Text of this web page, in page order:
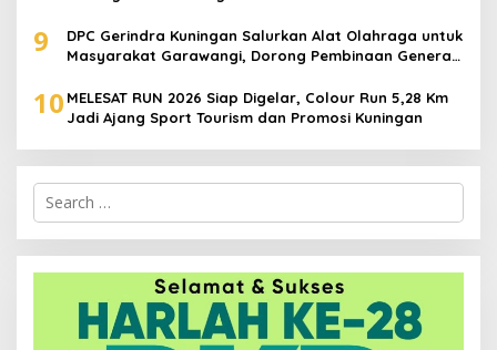
9
DPC Gerindra Kuningan Salurkan Alat Olahraga untuk
Masyarakat Garawangi, Dorong Pembinaan Generasi
10 MELESAT RUN 2026 Siap Digelar, Colour Run 5,28 Km
Jadi Ajang Sport Tourism dan Promosi Kuningan
Search
for: